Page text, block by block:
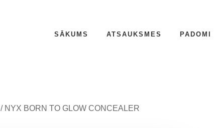
SĀKUMS ATSAUKSMES PADOMI
/NYX BORN TO GLOW CONCEALER